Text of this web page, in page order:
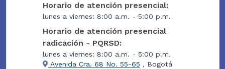
Horario de atención presencial:
lunes a viernes: 8:00 a.m. - 5:00 p.m.
Horario de atención presencial
radicación - PQRSD:
lunes a viernes: 8:00 a.m. - 5:00 p.m.
Avenida Cra. 68 No. 55-65 , Bogotá